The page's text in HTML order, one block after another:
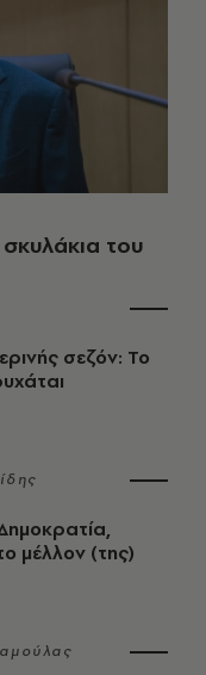
του
σεζόν: Το
μέλλον (της)